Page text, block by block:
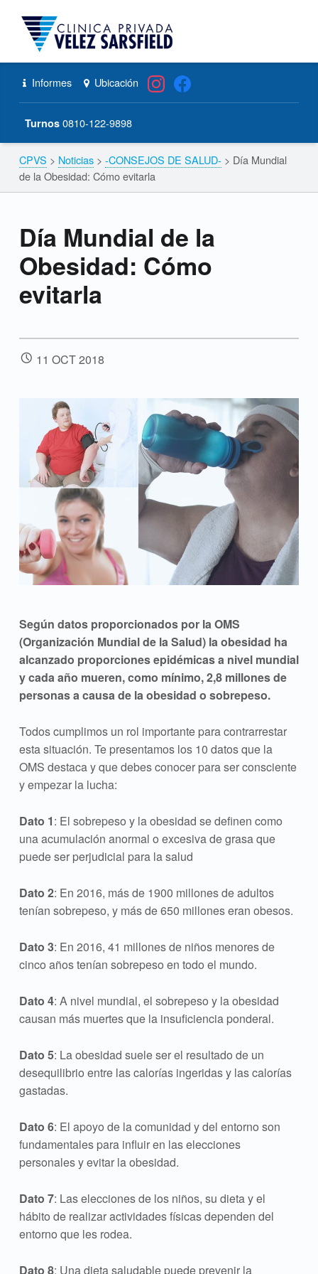
Día Mundial de la Obesidad: Cómo evitarla – CPVS
Primary Menu
Header info sidebar Informes Ubicación
Turnos 0810-122-9898
Breadcrumbs navigation
CPVS > Noticias> -CONSEJOS DE SALUD- > Día Mundial
de la Obesidad: Cómo evitarla
Día Mundial de la
Obesidad: Cómo
evitarla
POSTED ON:
11 OCT2018
Según datos proporcionados por la OMS
(Organización Mundial de la Salud) la obesidad ha
alcanzado proporciones epidémicas a nivel mundial
y cada año mueren, como mínimo, 2,8 millones de
personas a causa de la obesidad o sobrepeso.
Todos cumplimos un rol importante para contrarrestar
esta situación. Te presentamos los 10 datos que la
OMS destaca y que debes conocer para ser consciente
y empezar la lucha:
Dato 1: El sobrepeso y la obesidad se definen como
una acumulación anormal o excesiva de grasa que
puede ser perjudicial para la salud
Dato 2: En 2016, más de 1900 millones de adultos
tenían sobrepeso, y más de 650 millones eran obesos.
Dato 3: En 2016, 41 millones de niños menores de
cinco años tenían sobrepeso en todo el mundo.
Dato 4: A nivel mundial, el sobrepeso y la obesidad
causan más muertes que la insuficiencia ponderal.
Dato 5: La obesidad suele ser el resultado de un
desequilibrio entre las calorías ingeridas y las calorías
gastadas.
Dato 6: El apoyo de la comunidad y del entorno son
fundamentales para influir en las elecciones
personales y evitar la obesidad.
Dato 7: Las elecciones de los niños, su dieta y el
hábito de realizar actividades físicas dependen del
entorno que les rodea.
Dato 8: Una dieta saludable puede prevenir la